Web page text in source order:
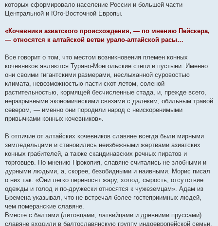
которых сформировало население России и большей части
Центральной и Юго-Восточной Европы.
«Кочевники азиатского происхождения, — по мнению Пейскера,
— относятся к алтайской ветви урало-алтайской расы…
Все говорит о том, что местом возникновения племен конных
кочевников являются Турано-Монгольские степи и пустыни. Именно
они своими гигантскими размерами, неслыханной суровостью
климата, невозможностью пасти скот летом, соленой
растительностью, кормящей бесчисленные стада, и, прежде всего,
неразрывными экономическими связями с далеким, обильным травой
севером, — именно они породили народ с неискоренимыми
привычками конных кочевников».
В отличие от алтайских кочевников славяне всегда были мирными
земледельцами и становились неизбежными жертвами азиатских
конных грабителей, а также скандинавских речных пиратов и
торговцев. По мнению Прокопия, славяне считались не злобными и
дурными людьми, а, скорее, безобидными и наивными. Морис писал
о них так: «Они легко переносят жару, холод, сырость, отсутствие
одежды и голод и по-дружески относятся к чужеземцам». Адам из
Бремена указывал, что не встречал более гостеприимных людей,
чем померанские славяне.
Вместе с балтами (литовцами, латвийцами и древними пруссами)
славяне входили в балтославянскую группу индоевропейской семьи.